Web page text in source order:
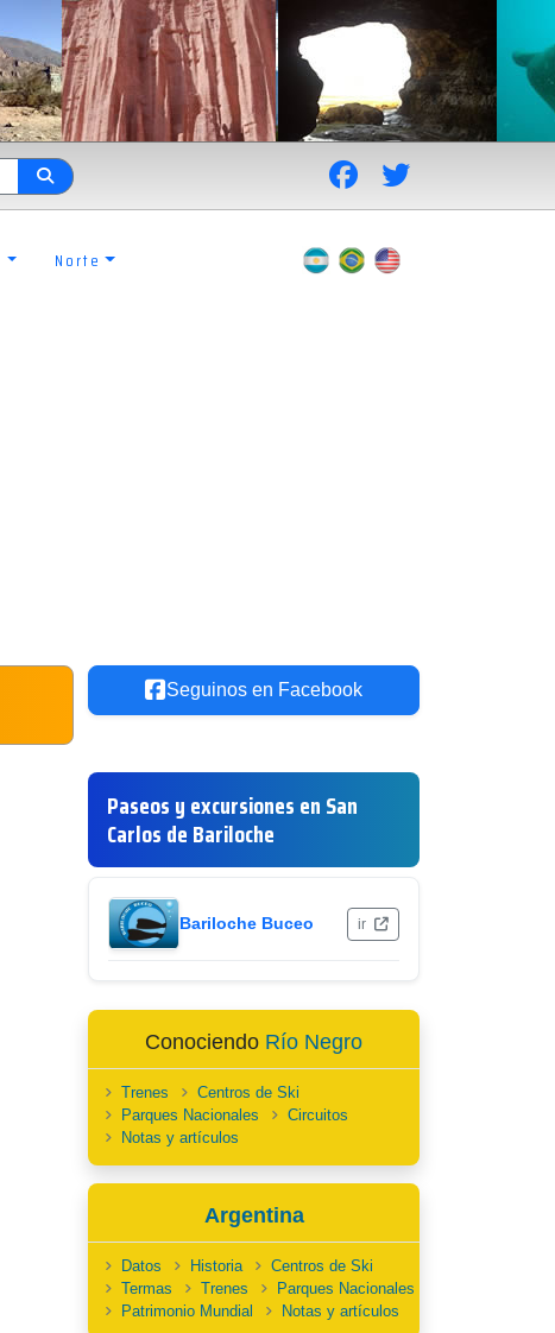
Norte
Seguinos en Facebook
Paseos y excursiones en San
Carlos de Bariloche
Bariloche Buceo ir
Conociendo Río Negro
Trenes
Centros de Ski
Parques Nacionales
Circuitos
Notas y artículos
Argentina
Datos Historia
Centros de Ski
Termas
Trenes
Parques Nacionales
Patrimonio Mundial
Notas y artículos